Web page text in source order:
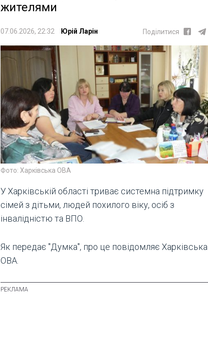
жителями
07.06.2026, 22:32 Юрій Ларін Поділитися
Фото: Харківська ОВА
У Харківській області триває системна підтримку
сімей з дітьми, людей похилого віку, осіб з
інвалідністю та ВПО.
Як передає "Думка", про це повідомляє Харківська
ОВА.